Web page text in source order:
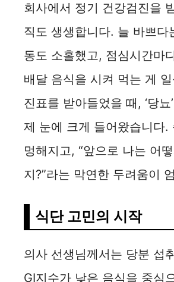
e
o
회사에서 정기 건강검진을
직도 생생합니다. 늘 바쁘다
동도 소홀했고, 점심시간마
배달 음식을 시켜 먹는 게
진표를 받아들었을 때, ‘당뇨
제 눈에 크게 들어왔습니다.
멍해지고, “앞으로 나는 어
지?”라는 막연한 두려움이
식단 고민의 시작
의사 선생님께서는 당분 섭
GI지수가 낮은 음식을 중심